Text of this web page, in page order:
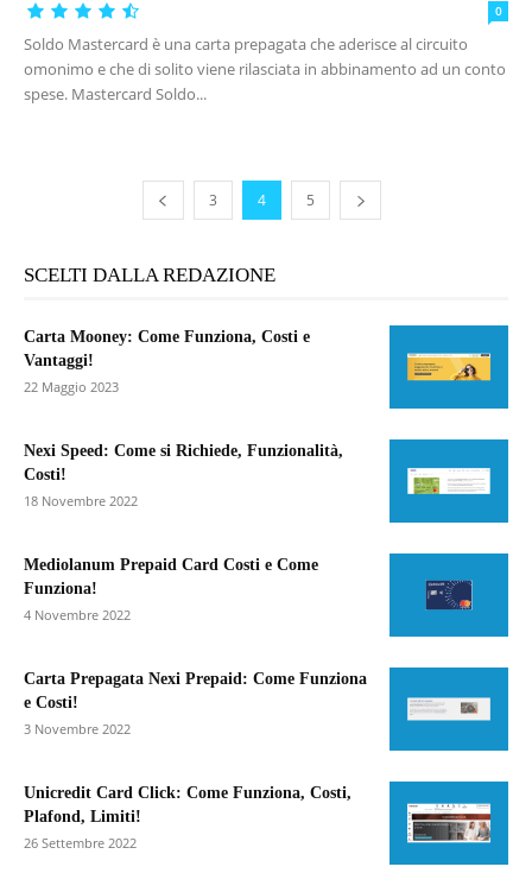
0
Soldo Mastercard è una carta prepagata che aderisce al circuito
omonimo e che di solito viene rilasciata in abbinamento ad un conto
spese. Mastercard Soldo...
3 4 5
SCELTI DALLA REDAZIONE
Carta Mooney: Come Funziona, Costi e
Vantaggi!
22 Maggio 2023
Nexi Speed: Come si Richiede, Funzionalità,
Costi!
18 Novembre 2022
Mediolanum Prepaid Card Costi e Come
Funziona!
4 Novembre 2022
Carta Prepagata Nexi Prepaid: Come Funziona
e Costi!
3 Novembre 2022
Unicredit Card Click: Come Funziona, Costi,
Plafond, Limiti!
26 Settembre 2022